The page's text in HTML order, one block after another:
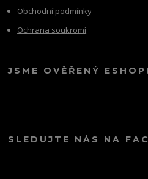
Obchodní podmínky
Ochrana soukromí
JSME OVĚŘENÝ ESHOP!
SLEDUJTE NÁS NA